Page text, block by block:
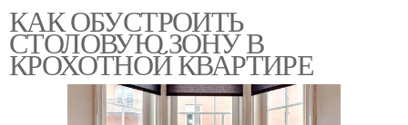
КАК ОБУСТРОИТЬ
СТОЛОВУЮ ЗОНУ В
КРОХОТНОЙ КВАРТИРЕ